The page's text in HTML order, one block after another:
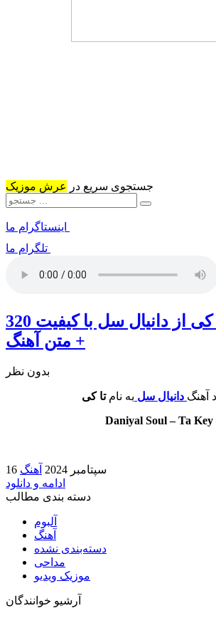
جستجوی سریع در عرش موزیک
اینستاگرام ما
تلگرام ما
دانلود آهنگ تا کی از دانیال سل با کیفیت 320
+ متن آهنگ
بدون نظر
آهنگ دانیال سل به نامتا کی
Daniyal Soul – Ta Key
16 سپتامبر 2024
آهنگ
ادامه و دانلود
دسته بندی مطالب
آلبوم
آهنگ
دسته‌بندی نشده
مداحی
موزیک ویدیو
آرشیو خوانندگان